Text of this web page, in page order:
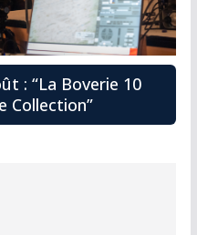
: “La Boverie 10
Collection”